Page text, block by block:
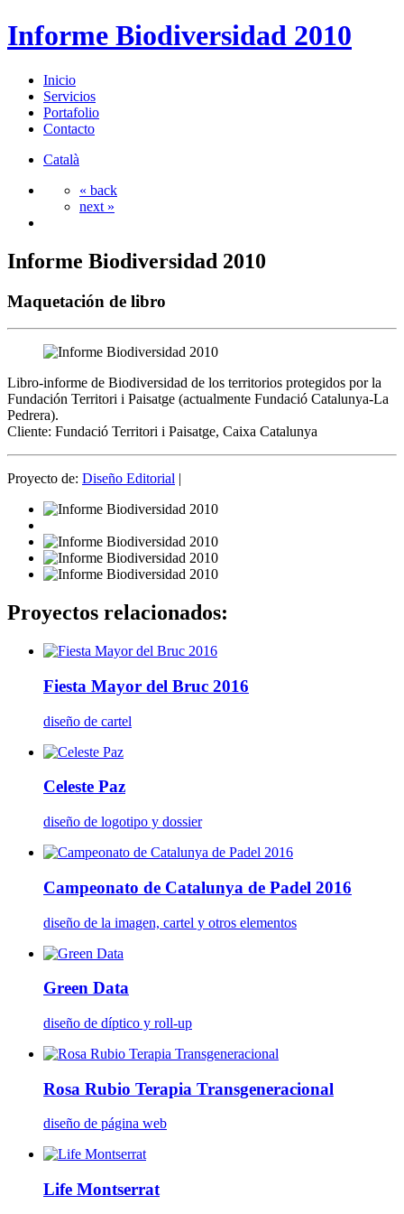
Informe Biodiversidad 2010
Inicio
Servicios
Portafolio
Contacto
Català
« back
next »
Informe Biodiversidad 2010
Maquetación de libro
Libro-informe de Biodiversidad de los territorios protegidos por la
Fundación Territori i Paisatge (actualmente Fundació Catalunya-La
Pedrera).
Cliente: Fundació Territori i Paisatge, Caixa Catalunya
Proyecto de: Diseño Editorial |
Proyectos relacionados:
Fiesta Mayor del Bruc 2016
diseño de cartel
Celeste Paz
diseño de logotipo y dossier
Campeonato de Catalunya de Padel 2016
diseño de la imagen, cartel y otros elementos
Green Data
diseño de díptico y roll-up
Rosa Rubio Terapia Transgeneracional
diseño de página web
Life Montserrat